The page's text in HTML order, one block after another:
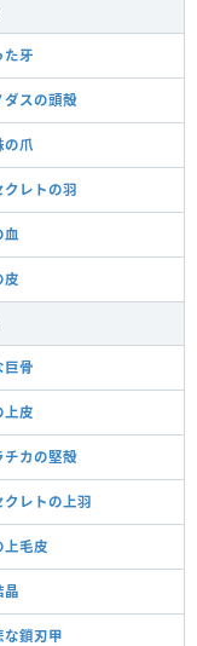
た牙
ダスの頭殻
の爪
クレトの羽
血
皮
巨骨
上皮
チカの堅殻
クレトの上羽
上毛皮
晶
な鎖刃甲